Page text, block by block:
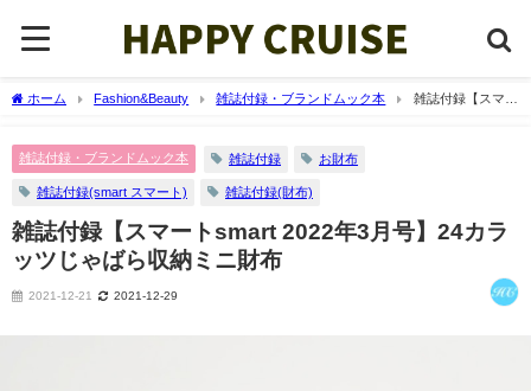
ホーム Fashion&Beauty 雑誌付録・ブランドムック本
雑誌付録【スマー
雑誌付録・ブランドムック本 雑誌付録 お財布
雑誌付録(smart スマート) 雑誌付録(財布)
雑誌付録【スマートsmart 2022年3月号】24カラ
ッツじゃばら収納ミニ財布
2021-12-21 2021-12-29